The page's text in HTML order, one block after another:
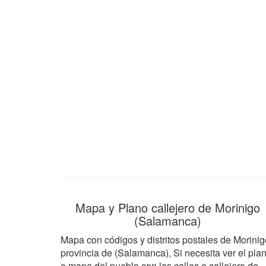
Mapa y Plano callejero de Morinigo
(Salamanca)
Mapa con códigos y distritos postales de
provincia de (Salamanca), Si necesita ver el